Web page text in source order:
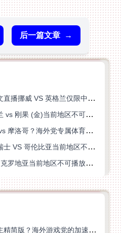
后一篇文章 →
别慌！在国外看世界杯中文直播挪威 VS 英格兰仅限中国大陆？这篇指南帮你搞定
在海外看世界杯直播英格兰 vs 刚果 (金)当前地区不可播放？这篇指南帮你突破所有限制
在国外如何看世界杯巴西 vs 摩洛哥？海外党专属体育观赛指南来了
在国外看世界杯中文直播瑞士 VS 哥伦比亚当前地区不可播放？这篇指南帮你搞定
在国外看世界杯巴拿马 vs 克罗地亚当前地区不可播放？这篇指南帮你轻松解决海外体育直播难题
巴西怎么玩边锋四人斗地主精简版？海外游戏党的加速器终极选择